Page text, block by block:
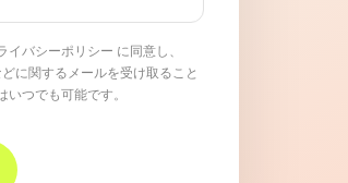
イバシーポリシー に同意し、
に関するメールを受け取ること
いつでも可能です。